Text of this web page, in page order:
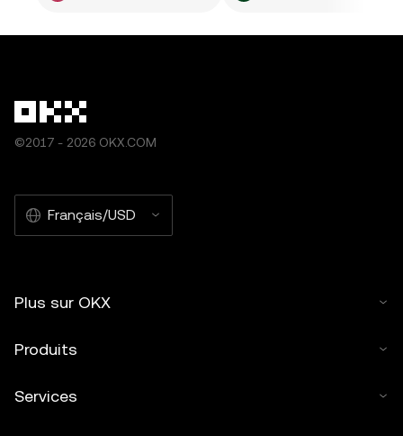
©2017 - 2026 OKX.COM
Français/USD
Plus sur OKX
Produits
Services